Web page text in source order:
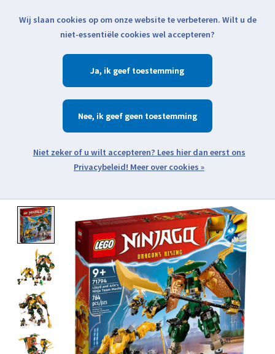
Klik voor actuele verzendinformatie...
Verlanglijst
Zoeken
Open webshop menu
Product image slideshow Items
Wij slaan cookies op om onze website te verbeteren. Wilt u de
niet-essentiële cookies wel accepteren?
Ja
Nee
Meer over cookies »